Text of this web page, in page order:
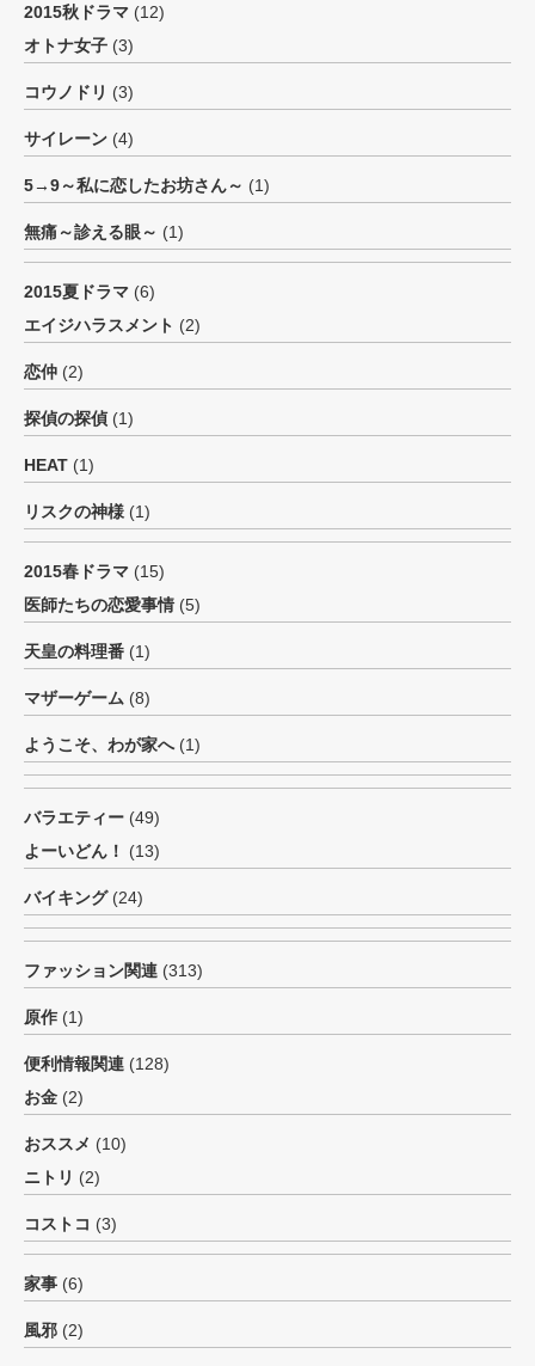
2015秋ドラマ (12)
オトナ女子 (3)
コウノドリ (3)
サイレーン (4)
5→9～私に恋したお坊さん～ (1)
無痛～診える眼～ (1)
2015夏ドラマ (6)
エイジハラスメント (2)
恋仲 (2)
探偵の探偵 (1)
HEAT (1)
リスクの神様 (1)
2015春ドラマ (15)
医師たちの恋愛事情 (5)
天皇の料理番 (1)
マザーゲーム (8)
ようこそ、わが家へ (1)
バラエティー (49)
よーいどん！
(13)
バイキング(24)
ファッション関連 (313)
原作 (1)
便利情報関連 (128)
お金 (2)
おススメ (10)
ニトリ (2)
コストコ (3)
家事 (6)
風邪 (2)